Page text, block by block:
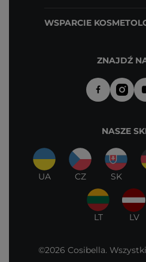
WSPARCIE
ZNAJDŹ
NASZE
UA CZ SK
LT LV
©2026 Cosibella.